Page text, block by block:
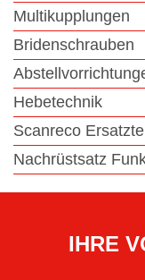
Multikupplungen
Bridenschrauben
Hebetechnik
Scanreco
Nachrüstsatz
IHRE